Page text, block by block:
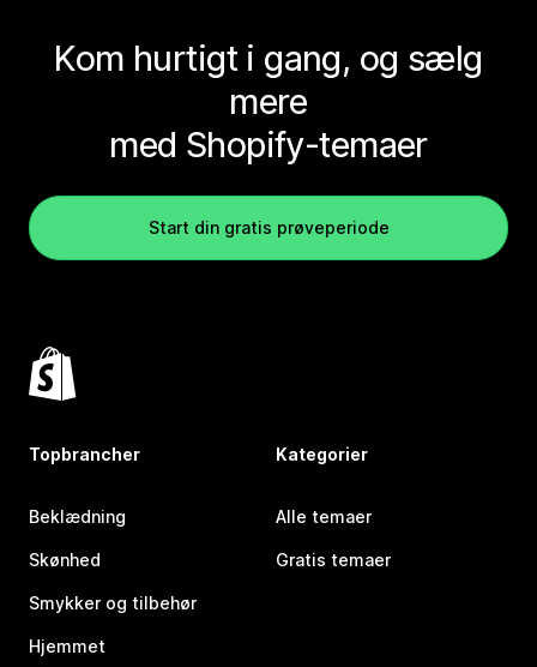
Kom hurtigt i gang, og sælg
mere
med Shopify-temaer
Start din gratis prøveperiode
Topbrancher
Beklædning
Skønhed
Smykker og tilbehør
Hjemmet
Kategorier
Alle temaer
Gratis temaer